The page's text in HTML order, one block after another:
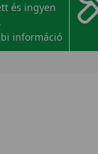
és ingyen
információ